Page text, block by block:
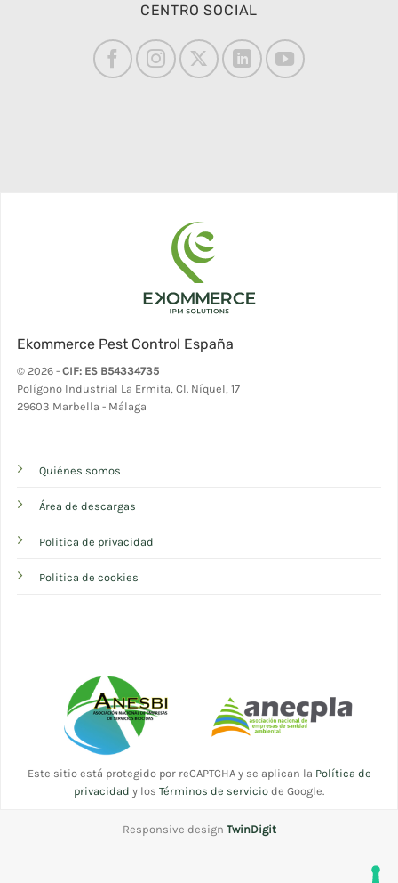
CENTRO SOCIAL
Ekommerce Pest Control España
© 2026 -CIF: ES B54334735
Polígono Industrial La Ermita, CI. Níquel, 17
29603 Marbella - Málaga
Quiénes somos
Área de descargas
Politica de privacidad
Politica de cookies
Este sitio está protegido por reCAPTCHA y se aplican la Política de
privacidad y los Términos de servicio de Google.
Responsive design TwinDigit